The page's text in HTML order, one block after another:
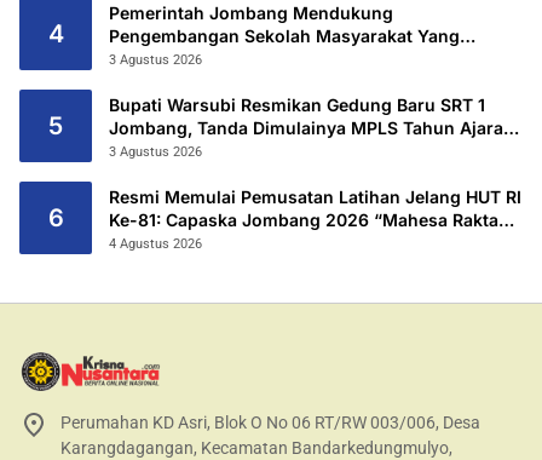
4
Pemerintah Jombang Mendukung
Pengembangan Sekolah Masyarakat Yang
Kurang Mampu Hingga Hibahkan 6,3 Hektar
3 Agustus 2026
5
Bupati Warsubi Resmikan Gedung Baru SRT 1
Jombang, Tanda Dimulainya MPLS Tahun Ajaran
2026/2027
3 Agustus 2026
6
Resmi Memulai Pemusatan Latihan Jelang HUT RI
Ke-81: Capaska Jombang 2026 “Mahesa Rakta
Garuda Yudha”.
4 Agustus 2026
Perumahan KD Asri, Blok O No 06 RT/RW 003/006, Desa
Karangdagangan, Kecamatan Bandarkedungmulyo,